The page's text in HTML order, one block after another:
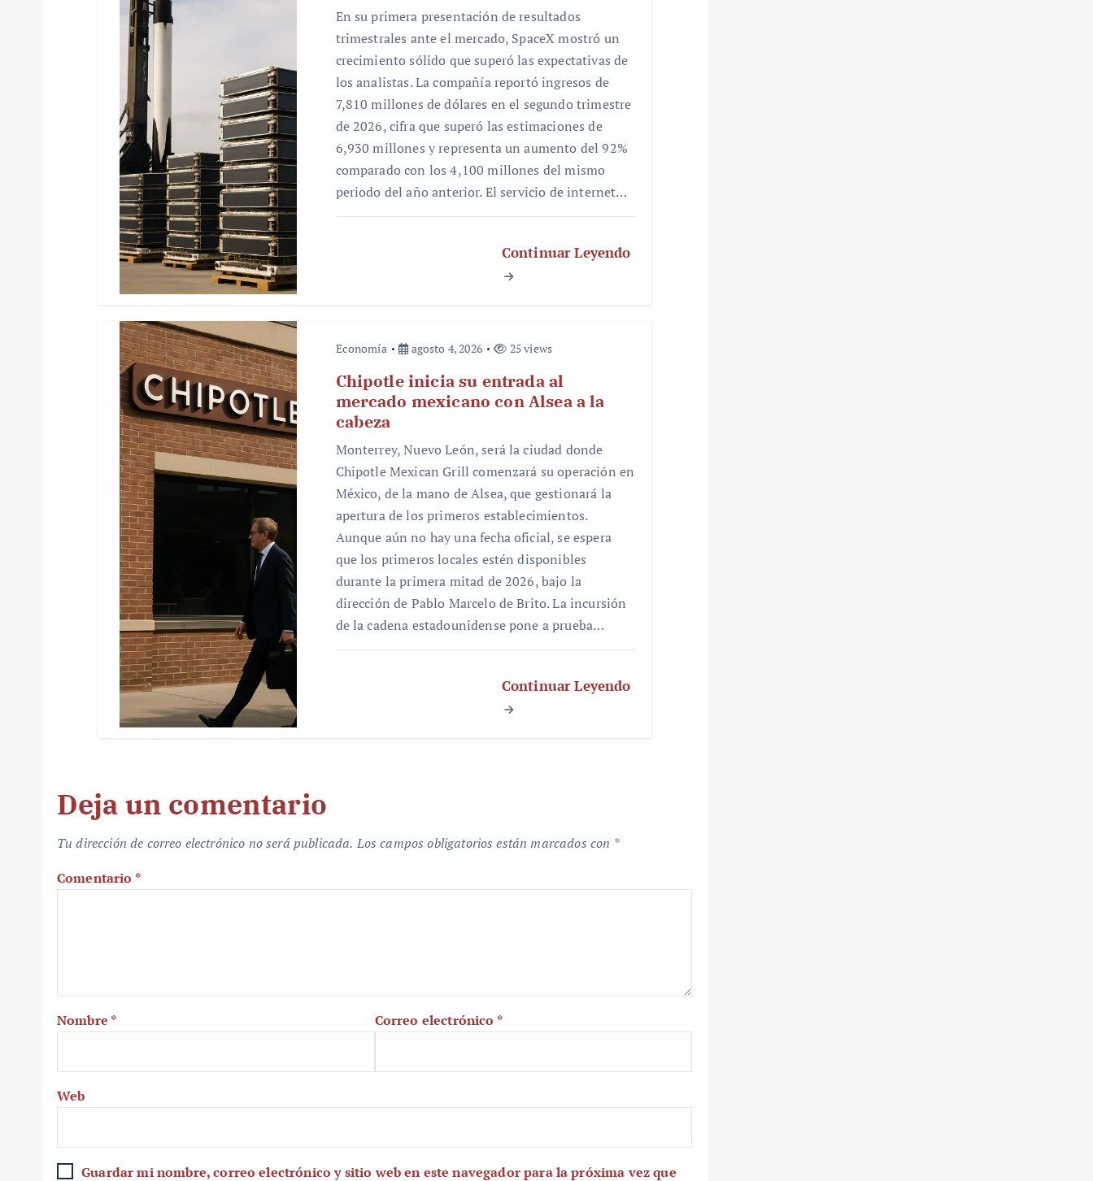
En su primera presentación de resultados
trimestrales ante el mercado, SpaceX mostró un
crecimiento sólido que superó las expectativas de
los analistas. La compañía reportó ingresos de
7,810 millones de dólares en el segundo trimestre
de 2026, cifra que superó las estimaciones de
6,930 millones y representa un aumento del 92%
comparado con los 4,100 millones del mismo
periodo del año anterior. El servicio de internet…
Continuar Leyendo
Economía agosto 4, 2026 25 views
Chipotle inicia su entrada al
mercado mexicano con Alsea a la
cabeza
Monterrey, Nuevo León, será la ciudad donde
Chipotle Mexican Grill comenzará su operación en
México, de la mano de Alsea, que gestionará la
apertura de los primeros establecimientos.
Aunque aún no hay una fecha oficial, se espera
que los primeros locales estén disponibles
durante la primera mitad de 2026, bajo la
dirección de Pablo Marcelo de Brito. La incursión
de la cadena estadounidense pone a prueba…
Continuar Leyendo
Deja un comentario
Tu dirección de correo electrónico no será publicada. Los campos obligatorios están marcados con *
Comentario *
Nombre * Correo electrónico *
Web
Guardar mi nombre, correo electrónico y sitio web en este navegador para la próxima vez que